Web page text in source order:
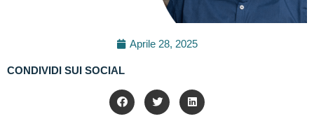
Aprile 28, 2025
CONDIVIDI SUI SOCIAL